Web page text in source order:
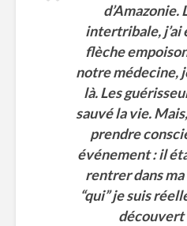
d’Amazonie.
intertribale, j’ai
flèche
notre médecine,
là. Les
sauvé la vie.
prendre
événement : il
rentrer dans
“qui” je suis
découvert